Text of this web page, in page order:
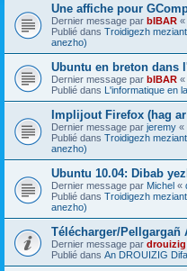
Une affiche pour
Dernier message par bIBAR «
Publié dans Troidigezh
anezho)
Ubuntu en breton dans
Dernier message par bIBAR «
Publié dans L'informatique en
Implijout Firefox (hag
Dernier message par jeremy «
Publié dans Troidigezh
anezho)
Ubuntu 10.04: Dibab
Dernier message par Michel «
Publié dans Troidigezh
anezho)
Télécharger/Pellgargañ
Dernier message par drouizig
Publié dans An DROUIZIG